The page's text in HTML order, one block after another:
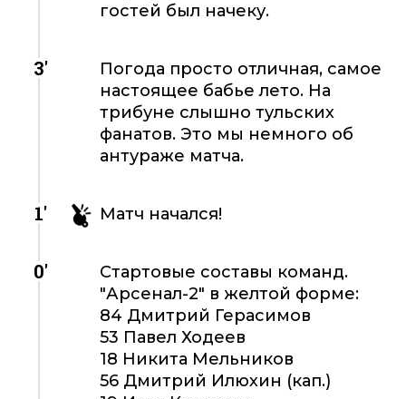
гостей был начеку.
3'
Погода просто отличная, самое
настоящее бабье лето. На
трибуне слышно тульских
фанатов. Это мы немного об
антураже матча.
1' Матч начался!
0'
Стартовые составы команд.
"Арсенал-2" в желтой форме:
84 Дмитрий Герасимов
53 Павел Ходеев
18 Никита Мельников
56 Дмитрий Илюхин (кап.)